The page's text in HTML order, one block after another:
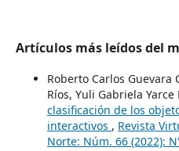
Artículos más leídos del
Roberto Carlos Guevara
Ríos, Yuli Gabriela
clasificación de los
interactivos , Revista
Norte: Núm. 66 (2022):